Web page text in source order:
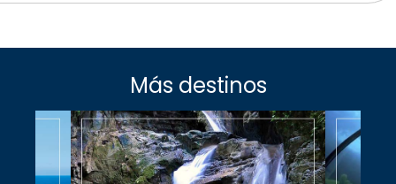
Más destinos